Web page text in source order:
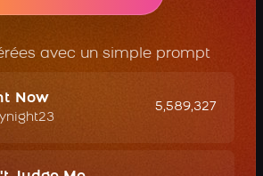
avec un simple prompt
Now
5,589,327